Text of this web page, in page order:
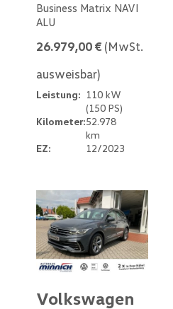
Business Matrix NAVI
ALU
26.979,00 € (MwSt.
ausweisbar)
Leistung: 110 kW
(150 PS)
Kilometer:52.978
km
EZ:
12/2023
Volkswagen